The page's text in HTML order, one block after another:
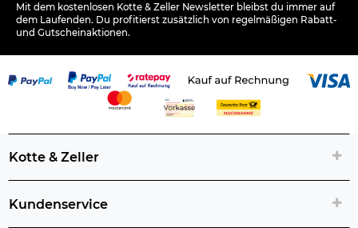
Mit dem kostenlosen Kotte & Zeller Newsletter bleibst du immer auf
dem Laufenden. Du profitierst zusätzlich von regelmäßigen Rabatt-
und Gutscheinaktionen.
Kotte & Zeller
Kundenservice